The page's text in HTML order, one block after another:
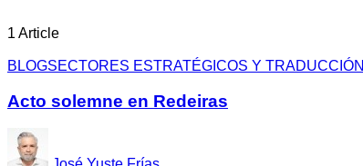
1 Article
BLOGSECTORES ESTRATÉGICOS Y TRADUCCIÓN
Acto solemne en Redeiras